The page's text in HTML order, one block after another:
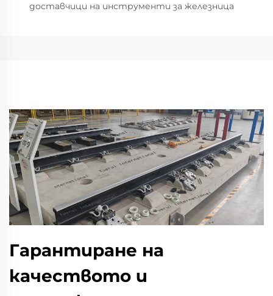
доставчици на инструменти за железница
Гарантиране на
качеството и